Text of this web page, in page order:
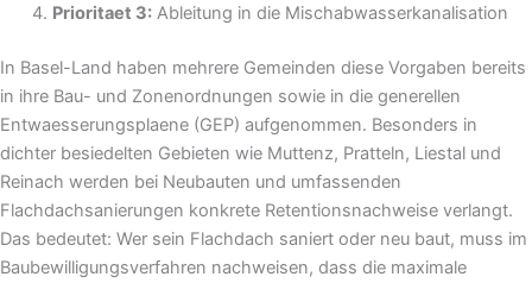
Prioritaet 3:Ableitung in die Mischabwasserkanalisation
In Basel-Land haben mehrere Gemeinden diese Vorgaben bereits
in ihre Bau- und Zonenordnungen sowie in die generellen
Entwaesserungsplaene (GEP) aufgenommen. Besonders in
dichter besiedelten Gebieten wie Muttenz, Pratteln, Liestal und
Reinach werden bei Neubauten und umfassenden
Flachdachsanierungen konkrete Retentionsnachweise verlangt.
Das bedeutet: Wer sein Flachdach saniert oder neu baut, muss im
Baubewilligungsverfahren nachweisen, dass die maximale